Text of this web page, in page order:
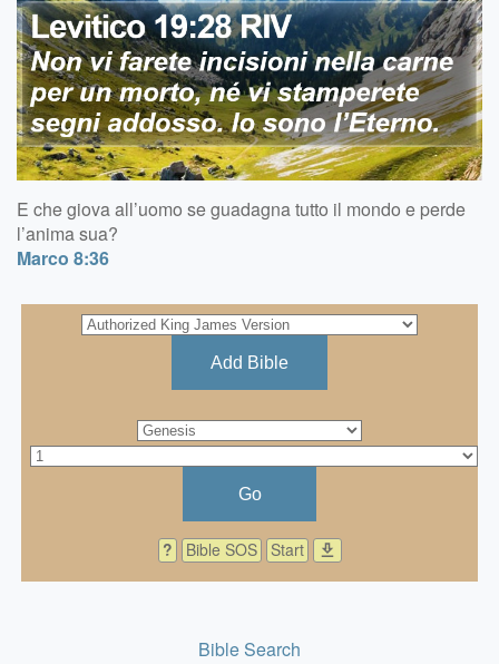
E che giova all’uomo se guadagna tutto il mondo e perde
l’anima sua?
Marco 8:36
Add Bible
Go
? Bible SOS Start download
Bible Search